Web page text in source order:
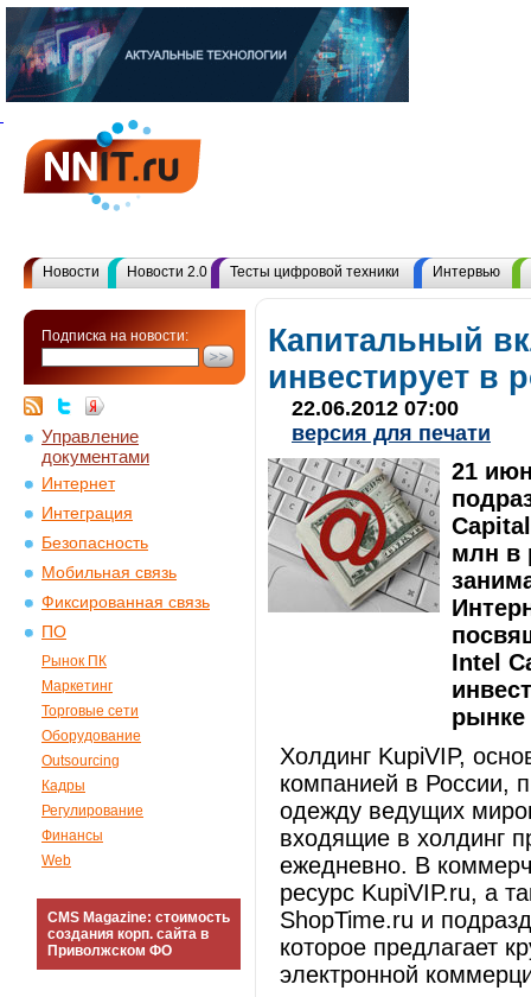
Новости Новости 2.0 Тесты цифровой техники Интервью
Подписка на новости:
Управление
документами
Интернет
Интеграция
Безопасность
Мобильная связь
Фиксированная связь
ПО
Рынок ПК
Маркетинг
Торговые сети
Оборудование
Outsourcing
Кадры
Регулирование
Финансы
Web
CMS Magazine: стоимость
создания корп. сайта в
Приволжском ФО
Капитальный
инвестирует в
22.06.2012 07:00
версия для печати
21
млн в
Intel
рынке
Холдинг KupiVIP,
компанией в России,
одежду ведущих
входящие в холдинг
ежедневно. В
ресурс KupiVIP.ru, а
ShopTime.ru и
которое предлагает
электронной